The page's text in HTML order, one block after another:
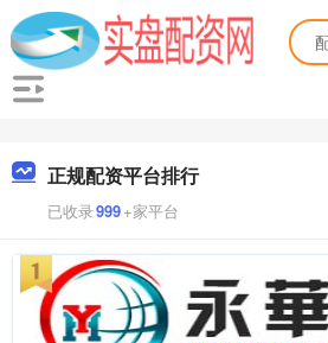
正规配资平台排行
已收录999+家平台